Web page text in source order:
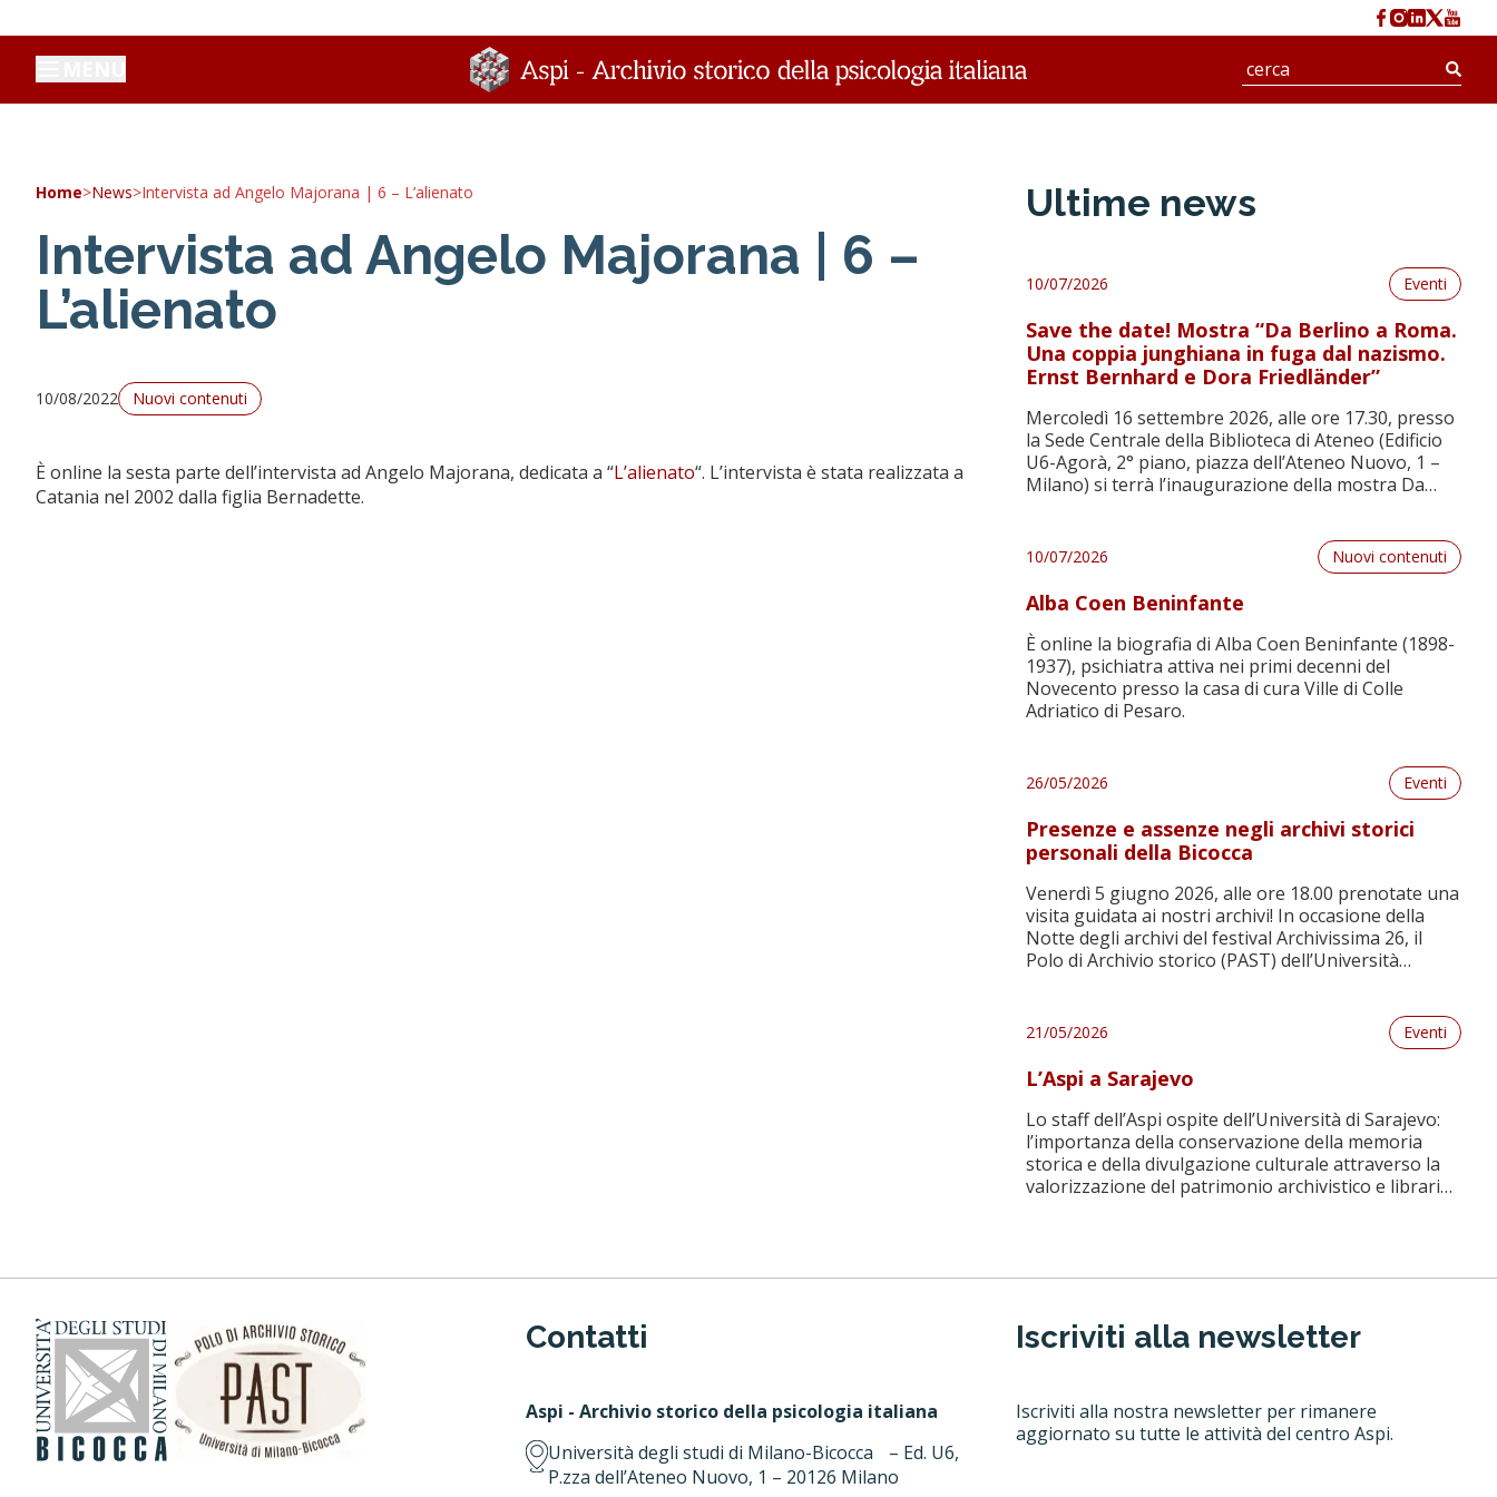
Home>News>Intervista ad Angelo Majorana | 6 – L’alienato
Intervista ad Angelo Majorana | 6 –
L’alienato
10/08/2022 Nuovi contenuti
È online la sesta parte dell’intervista ad Angelo Majorana, dedicata a “L’alienato“. L’intervista è stata realizzata a
Catania nel 2002 dalla figlia Bernadette.
Ultime news
10/07/2026 Eventi
Save the date! Mostra “Da Berlino a Roma.
Una coppia junghiana in fuga dal nazismo.
Ernst Bernhard e Dora Friedländer”
Mercoledì 16 settembre 2026, alle ore 17.30, presso
la Sede Centrale della Biblioteca di Ateneo (Edificio
U6-Agorà, 2° piano, piazza dell’Ateneo Nuovo, 1 –
Milano) si terrà l’inaugurazione della mostra Da
di Matteo Fiorani. A 130 anni dalla […]
10/07/2026 Nuovi contenuti
Alba Coen Beninfante
È online la biografia di Alba Coen Beninfante (1898-
1937), psichiatra attiva nei primi decenni del
Novecento presso la casa di cura Ville di Colle
Adriatico di Pesaro.
26/05/2026 Eventi
Presenze e assenze negli archivi storici
personali della Bicocca
Venerdì 5 giugno 2026, alle ore 18.00 prenotate una
visita guidata ai nostri archivi! In occasione della
Notte degli archivi del festival Archivissima 26, il
Polo di Archivio storico (PAST) dell’Università
più di 40 archivi di psicologi, psichiatri, neurologi,
21/05/2026 Eventi
L’Aspi a Sarajevo
Lo staff dell’Aspi ospite dell’Università di Sarajevo:
l’importanza della conservazione della memoria
storica e della divulgazione culturale attraverso la
valorizzazione del patrimonio archivistico e librario.
dell’Università di Sarajevo dall’11 al 15 maggio 2026.
Contatti
Aspi - Archivio storico della psicologia italiana
Università degli studi di Milano-Bicocca – Ed. U6,
P.zza dell’Ateneo Nuovo, 1 – 20126 Milano
Iscriviti alla newsletter
Iscriviti alla nostra newsletter per rimanere
aggiornato su tutte le attività del centro Aspi.